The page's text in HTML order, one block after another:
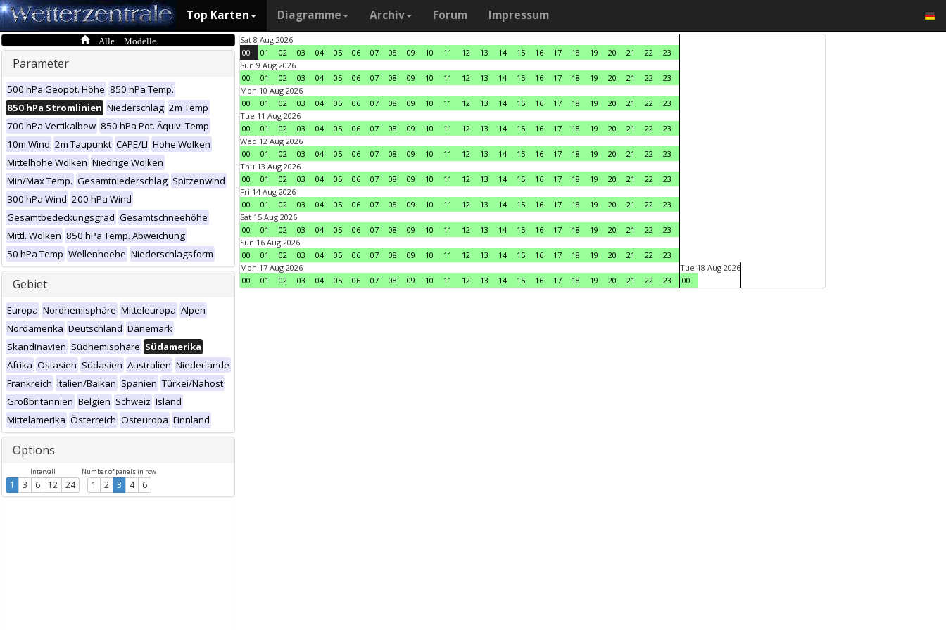
Top Karten Diagramme Archiv Forum Impressum
Alle Modelle
Parameter
500 hPa Geopot. Höhe 850 hPa Temp.
850 hPa Stromlinien Niederschlag 2m Temp
700 hPa Vertikalbew 850 hPa Pot. Äquiv. Temp
10m Wind 2m Taupunkt CAPE/LI Hohe Wolken
Mittelhohe Wolken Niedrige Wolken
Min/Max Temp. Gesamtniederschlag Spitzenwind
300 hPa Wind 200 hPa Wind
Gesamtbedeckungsgrad Gesamtschneehöhe
Mittl. Wolken 850 hPa Temp. Abweichung
50 hPa Temp Wellenhoehe Niederschlagsform
Gebiet
Europa Nordhemisphäre Mitteleuropa Alpen
Nordamerika Deutschland Dänemark
Skandinavien Südhemisphäre Südamerika
Afrika Ostasien Südasien Australien Niederlande
Frankreich Italien/Balkan Spanien Türkei/Nahost
Großbritannien Belgien Schweiz Island
Mittelamerika Österreich Osteuropa Finnland
Options
Intervall
1 3 6 12 24
Number of panels in row
1 2 3 4 6
Sat 8 Aug 2026
00
01 02 03 04 05 06 07 08 09 10 11 12 13 14 15 16 17 18 19 20 21 22
23
Sun 9 Aug 2026
00
01 02 03 04 05 06 07 08 09 10 11 12 13 14 15 16 17 18 19 20 21 22
23
Mon 10 Aug 2026
00
01 02 03 04 05 06 07 08 09 10 11 12 13 14 15 16 17 18 19 20 21 22
23
Tue 11 Aug 2026
00
01 02 03 04 05 06 07 08 09 10 11 12 13 14 15 16 17 18 19 20 21 22
23
Wed 12 Aug 2026
00
01 02 03 04 05 06 07 08 09 10 11 12 13 14 15 16 17 18 19 20 21 22
23
Thu 13 Aug 2026
00
01 02 03 04 05 06 07 08 09 10 11 12 13 14 15 16 17 18 19 20 21 22
23
Fri 14 Aug 2026
00
01 02 03 04 05 06 07 08 09 10 11 12 13 14 15 16 17 18 19 20 21 22
23
Sat 15 Aug 2026
00
01 02 03 04 05 06 07 08 09 10 11 12 13 14 15 16 17 18 19 20 21 22
23
Sun 16 Aug 2026
00
01 02 03 04 05 06 07 08 09 10 11 12 13 14 15 16 17 18 19 20 21 22
23
Mon 17 Aug 2026
00
01 02 03 04 05 06 07 08 09 10 11 12 13 14 15 16 17 18 19 20 21 22 23
Tue 18 Aug 2026
00